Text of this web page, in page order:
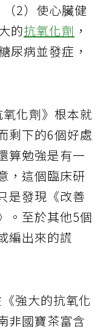
2）使心臟健
的抗氧化劑 ，
尿病並發症，
化劑》根本就
剩下的6個好處
算勉強是有一
，這個臨床研
是發現《改善
。至於其他5個
編出來的謊
強大的抗氧化
非國寶茶富含